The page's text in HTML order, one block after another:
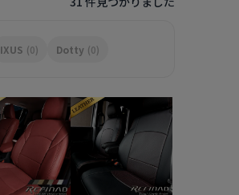
IXUS (0) Dotty (0)